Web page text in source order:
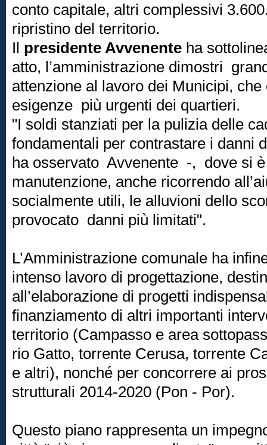
conto capitale, altri complessivi
ripristino del territorio.
Il presidente Avvenente ha
atto, l’amministrazione dimostri
attenzione al lavoro dei Municipi,
esigenze più urgenti dei quartieri.
"I soldi stanziati per la pulizia delle
fondamentali per contrastare i danni
ha osservato Avvenente -, dove si
manutenzione, anche ricorrendo
socialmente utili, le alluvioni dello
provocato danni più limitati".
L’Amministrazione comunale ha
intenso lavoro di progettazione,
all’elaborazione di progetti
finanziamento di altri importanti
territorio (Campasso e area
rio Gatto, torrente Cerusa, torrente
e altri), nonché per concorrere ai
strutturali 2014-2020 (Pon - Por).
Questo piano rappresenta un